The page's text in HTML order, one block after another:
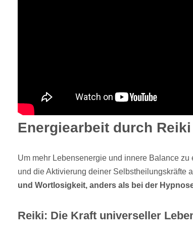
Energiearbeit durch
Um mehr Lebensenergie und innere Balance
und die Aktivierung deiner Selbstheilungskräfte
und Wortlosigkeit, anders als bei der
Reiki: Die Kraft universeller